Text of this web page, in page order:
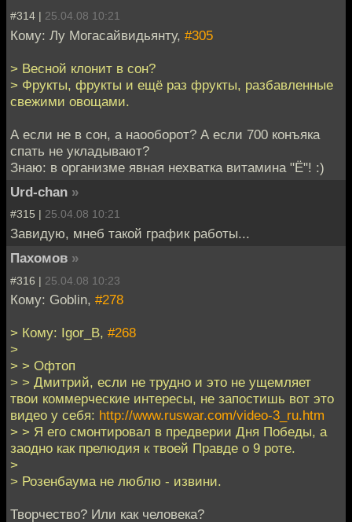
#314 | 25.04.08 10:21
Кому: Лу Могасайвидьянту, #305
> Весной клонит в сон?
> Фрукты, фрукты и ещё раз фрукты, разбавленные
свежими овощами.
А если не в сон, а наооборот? А если 700 конъяка
спать не укладывают?
Знаю: в организме явная нехватка витамина "Ё"! :)
Urd-chan »
#315 | 25.04.08 10:21
Завидую, мнеб такой график работы...
Пахомов »
#316 | 25.04.08 10:23
Кому: Goblin, #278
> Кому: Igor_B, #268
>
> > Офтоп
> > Дмитрий, если не трудно и это не ущемляет
твои коммерческие интересы, не запостишь вот это
видео у себя: http://www.ruswar.com/video-3_ru.htm
> > Я его смонтировал в предверии Дня Победы, а
заодно как прелюдия к твоей Правде о 9 роте.
>
> Розенбаума не люблю - извини.
Творчество? Или как человека?